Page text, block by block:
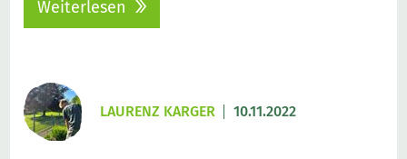
Weiterlesen
LAURENZ KARGER 10.11.2022